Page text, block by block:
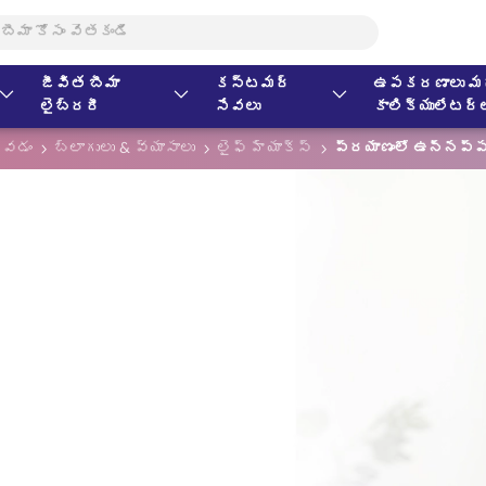
జీవిత బీమా
లైబ్రరీ
కస్టమర్
సేవలు
ఉపకరణాలు
బ్లాగులు & వ్యాసాలు లైఫ్ హ్యాక్స్ ప్రయాణంలో